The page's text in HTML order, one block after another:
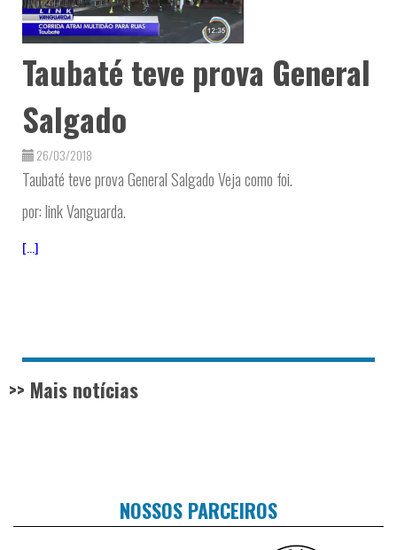
Taubaté teve prova General
Salgado
26/03/2018
Taubaté teve prova General Salgado Veja como foi.
por: link Vanguarda.
[...]
>> Mais notícias
NOSSOS PARCEIROS